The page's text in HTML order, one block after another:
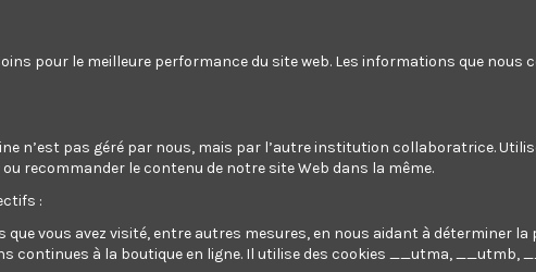
pour le meilleure performance du site web. Les informations que
n’est pas géré par nous, mais par l’autre institution collaboratrice.
recommander le contenu de notre site Web dans la même.
:
vous avez visité, entre autres mesures, en nous aidant à déterminer
continues à la boutique en ligne. Il utilise des cookies __utma, __utmb,